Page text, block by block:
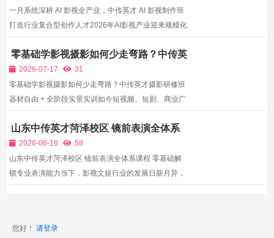
人群制...
一月系统深耕 AI 影视全产业，中传英才 AI 影视制作班
打造行业复合型创作人才2026年AI影视产业迎来规模化
商业广告、短视频电影化内容持续占据各大流量平台核
心流量，海外AI短剧市场同比增长6倍，内容代工、IP
孵化、...
零基础学影视摄影如何少走弯路？中传英
才摄影研修班器材自由 + 全阶段实景实
训
2026-07-17
31
零基础学影视摄影如何少走弯路？中传英才摄影研修班
器材自由 + 全阶段实景实训如今短视频、短剧、商业广
位，但想要系统学好专业影视摄影，自学与零散网课存
在无法规避的多重短板。零基础新手自学阶段，大多只
能依靠...
山东中传英才菏泽校区 镜前表演全体系
课程 零基础解锁专业表演能力
2026-06-18
58
山东中传英才菏泽校区 镜前表演全体系课程 零基础解
锁专业表演能力当下，影视文娱行业的发展日新月异，
团队，...
您好！ 请登录